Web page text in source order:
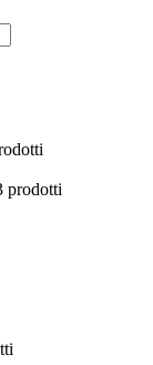
prodotti